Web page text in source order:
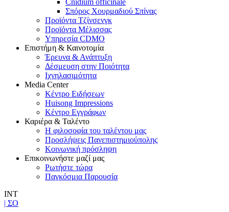
Cnidium officinale
Σπόρος Χουρμαδιού Σπίνας
Προϊόντα Τζίνσενγκ
Προϊόντα Μέλισσας
Υπηρεσία CDMO
Επιστήμη & Καινοτομία
Έρευνα & Ανάπτυξη
Δέσμευση στην Ποιότητα
Ιχνηλασιμότητα
Media Center
Κέντρο Ειδήσεων
Huisong Impressions
Κέντρο Εγγράφων
Καριέρα & Ταλέντο
Η φιλοσοφία του ταλέντου μας
Προσλήψεις Πανεπιστημιούπολης
Κοινωνική πρόσληψη
Επικοινωνήστε μαζί μας
Ρωτήστε τώρα
Παγκόσμια Παρουσία
INT
| ΣΟ